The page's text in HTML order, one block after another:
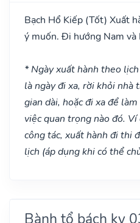
Bạch Hổ Kiếp (Tốt) Xuất
ý muốn. Đi hướng Nam và
* Ngày xuất hành theo
là ngày đi xa, rời khỏi
gian dài, hoặc đi xa để
việc quan trọng nào đó.
công tác, xuất hành đi thi
lịch (áp dụng khi có thể
Bành tổ bách kỵ